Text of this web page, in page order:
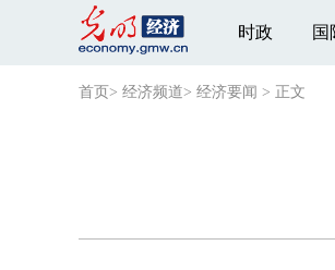
时政 国
首页 > 经济频道> 经济要闻 > 正文